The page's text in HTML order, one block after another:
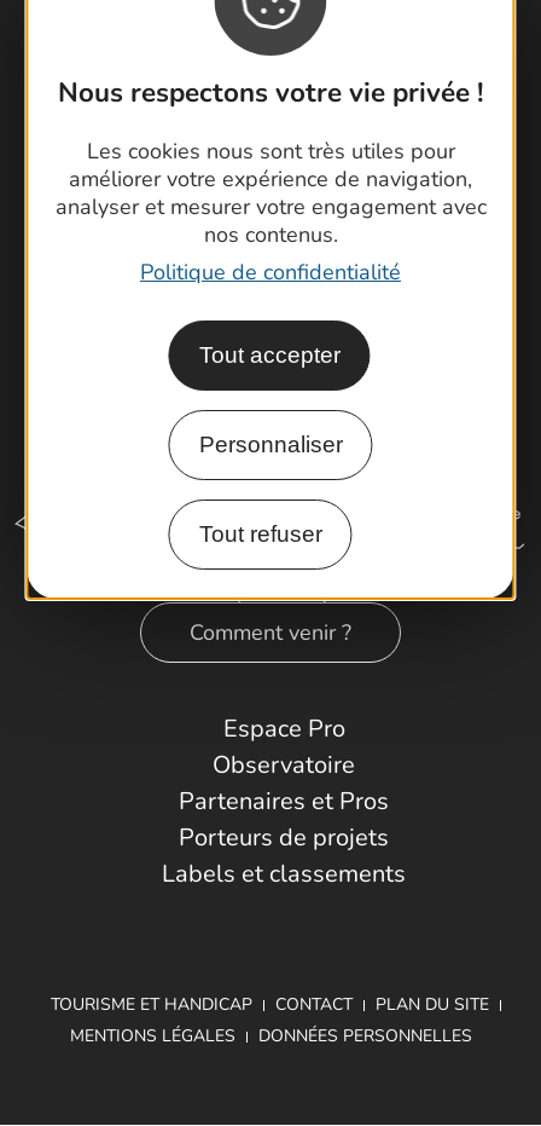
Nous respectons votre vie privée !
Les cookies nous sont très utiles pour
améliorer votre expérience de navigation,
analyser et mesurer votre engagement avec
nos contenus.
Politique de confidentialité
Tout accepter
Personnaliser
Tout refuser
Contactez-nous !
Brochures
Cartoguides et Topoguides
Latitude Gard
Comment venir ?
Espace Pro
Observatoire
Partenaires et Pros
Porteurs de projets
Labels et classements
TOURISME ET HANDICAP CONTACT
PLAN DU SITE
MENTIONS LÉGALES
DONNÉES PERSONNELLES